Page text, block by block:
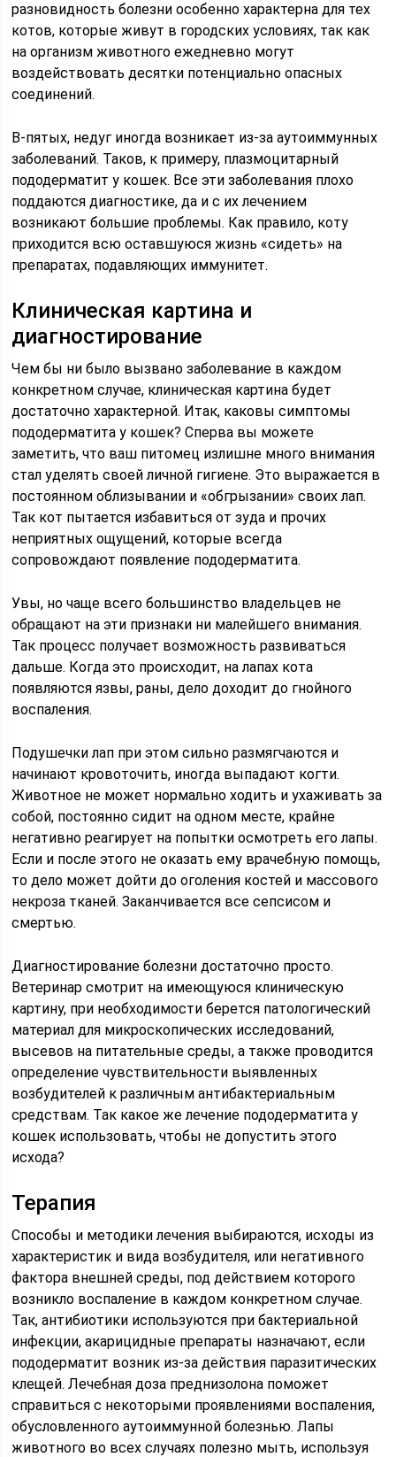
разновидность болезни особенно характерна для тех
котов, которые живут в городских условиях, так как
на организм животного ежедневно могут
воздействовать десятки потенциально опасных
соединений.
В-пятых, недуг иногда возникает из-за аутоиммунных
заболеваний. Таков, к примеру, плазмоцитарный
пододерматит у кошек. Все эти заболевания плохо
поддаются диагностике, да и с их лечением
возникают большие проблемы. Как правило, коту
приходится всю оставшуюся жизнь «сидеть» на
препаратах, подавляющих иммунитет.
Клиническая картина и
диагностирование
Чем бы ни было вызвано заболевание в каждом
конкретном случае, клиническая картина будет
достаточно характерной. Итак, каковы симптомы
пододерматита у кошек? Сперва вы можете
заметить, что ваш питомец излишне много внимания
стал уделять своей личной гигиене. Это выражается в
постоянном облизывании и «обгрызании» своих лап.
Так кот пытается избавиться от зуда и прочих
неприятных ощущений, которые всегда
сопровождают появление пододерматита.
Увы, но чаще всего большинство владельцев не
обращают на эти признаки ни малейшего внимания.
Так процесс получает возможность развиваться
дальше. Когда это происходит, на лапах кота
появляются язвы, раны, дело доходит до гнойного
воспаления.
Подушечки лап при этом сильно размягчаются и
начинают кровоточить, иногда выпадают когти.
Животное не может нормально ходить и ухаживать за
собой, постоянно сидит на одном месте, крайне
негативно реагирует на попытки осмотреть его лапы.
Если и после этого не оказать ему врачебную помощь,
то дело может дойти до оголения костей и массового
некроза тканей. Заканчивается все сепсисом и
смертью.
Диагностирование болезни достаточно просто.
Ветеринар смотрит на имеющуюся клиническую
картину, при необходимости берется патологический
материал для микроскопических исследований,
высевов на питательные среды, а также проводится
определение чувствительности выявленных
возбудителей к различным антибактериальным
средствам. Так какое же лечение пододерматита у
кошек использовать, чтобы не допустить этого
исхода?
Терапия
Способы и методики лечения выбираются, исходы из
характеристик и вида возбудителя, или негативного
фактора внешней среды, под действием которого
возникло воспаление в каждом конкретном случае.
Так, антибиотики используются при бактериальной
инфекции, акарицидные препараты назначают, если
пододерматит возник из-за действия паразитических
клещей. Лечебная доза преднизолона поможет
справиться с некоторыми проявлениями воспаления,
обусловленного аутоиммунной болезнью. Лапы
животного во всех случаях полезно мыть, используя